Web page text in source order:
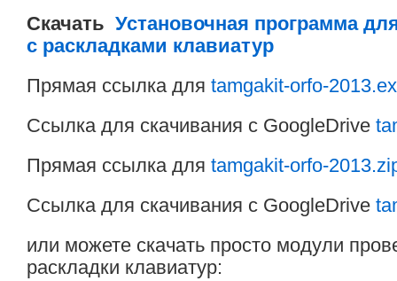
Скачать Установочная программа
с раскладками клавиатур
Прямая ссылка для tamgakit-orfo-
Ссылка для скачивания с GoogleDrive
Прямая ссылка для tamgakit-orfo-
Ссылка для скачивания с GoogleDrive
или можете скачать просто модули
раскладки клавиатур: